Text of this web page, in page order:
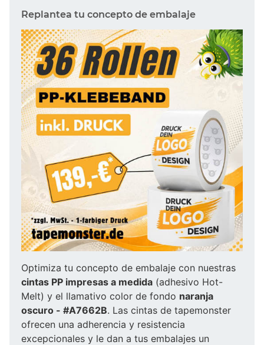
Replantea tu concepto de embalaje
Optimiza tu concepto de embalaje con nuestras
cintas PP impresas a medida (adhesivo Hot-
Melt) y el llamativo color de fondo naranja
oscuro - #A7662B. Las cintas de tapemonster
ofrecen una adherencia y resistencia
excepcionales y le dan a tus embalajes un